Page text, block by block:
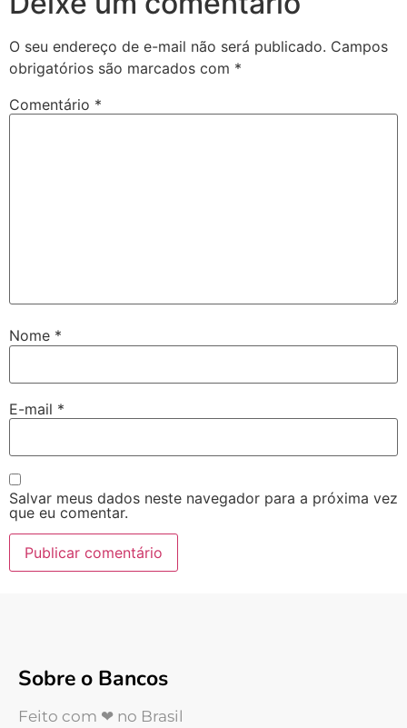
O seu endereço de e-mail não será publicado. Campos
obrigatórios são marcados com *
Comentário *
Nome *
E-mail *
Salvar meus dados neste navegador para a próxima vez
que eu comentar.
Sobre o Bancos
Feito com ❤ no Brasil